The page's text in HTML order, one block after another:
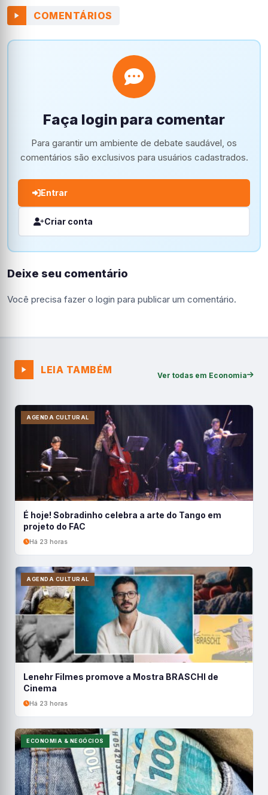
COMENTÁRIOS
Faça login para comentar
Para garantir um ambiente de debate saudável, os
comentários são exclusivos para usuários cadastrados.
Entrar
Criar conta
Deixe seu comentário
Você precisa fazer o login para publicar um comentário.
LEIA TAMBÉM Ver todas em Economia
AGENDA CULTURAL
É hoje! Sobradinho celebra a arte do Tango em
projeto do FAC
Há 23 horas
AGENDA CULTURAL
Lenehr Filmes promove a Mostra BRASCHI de
Cinema
Há 23 horas
ECONOMIA & NEGÓCIOS